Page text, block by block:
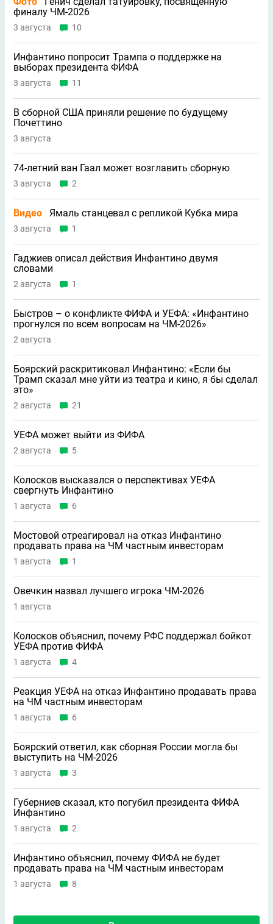
финалу ЧМ-2026
3 августа 10
Инфантино попросит Трампа о поддержке на
выборах президента ФИФА
3 августа 11
В сборной США приняли решение по будущему
Почеттино
3 августа
74-летний ван Гаал может возглавить сборную
3 августа 2
Видео Ямаль станцевал с репликой Кубка мира
3 августа 1
Гаджиев описал действия Инфантино двумя
словами
2 августа 1
Быстров – о конфликте ФИФА и УЕФА: «Инфантино
прогнулся по всем вопросам на ЧМ-2026»
2 августа
Боярский раскритиковал Инфантино: «Если бы
Трамп сказал мне уйти из театра и кино, я бы сделал
это»
2 августа 21
УЕФА может выйти из ФИФА
2 августа 5
Колосков высказался о перспективах УЕФА
свергнуть Инфантино
1 августа 6
Мостовой отреагировал на отказ Инфантино
продавать права на ЧМ частным инвесторам
1 августа 1
Овечкин назвал лучшего игрока ЧМ-2026
1 августа
Колосков объяснил, почему РФС поддержал бойкот
УЕФА против ФИФА
1 августа 4
Реакция УЕФА на отказ Инфантино продавать права
на ЧМ частным инвесторам
1 августа 6
Боярский ответил, как сборная России могла бы
выступить на ЧМ-2026
1 августа 3
Губерниев сказал, кто погубил президента ФИФА
Инфантино
1 августа 2
Инфантино объяснил, почему ФИФА не будет
продавать права на ЧМ частным инвесторам
1 августа 8